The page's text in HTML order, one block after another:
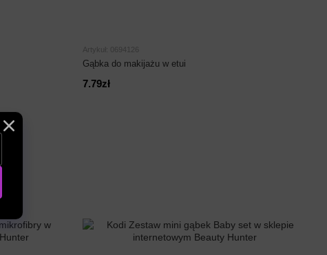
Artykuł: 0694126
Gąbka do makijażu w etui
7.79zł